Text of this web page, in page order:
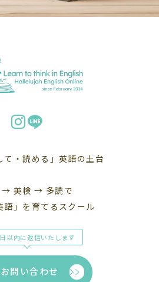
て・読める」英語の土台
→ 英検 → 多読で
語」を育てるスクール
以内に返信いたします
お問い合わせ